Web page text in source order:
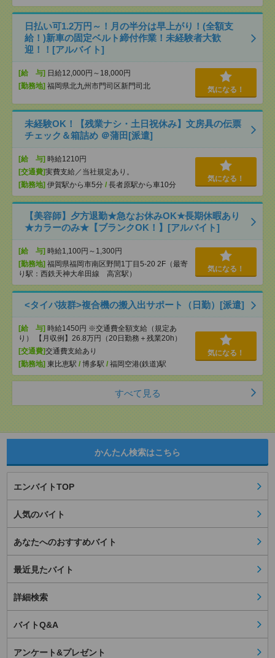
日払い可1.2万円～！月の半分は早上がり！(全額支
給！)新車の固定ベルト締付作業！未経験者大歓
迎！！[アルバイト]
[給 与] 日給12,000円～18,000円
[勤務地] 福岡県北九州市門司区新門司北 気になる！
未経験OK！【残業ナシ・土日祝休み】文房具の伝票
チェック＆箱詰め ＠蒲田[派遣]
[給 与] 時給1210円
[交通費]実費支給／当社規定あり。
[勤務地] 伊賀駅から車5分 / 長者原駅から車10分
気になる！
【美容師】夕方退勤★急なお休みOK★長期休暇あり
★カラーのみ★【ブランクOK！】[アルバイト]
[給 与] 時給1,100円～1,300円
[勤務地] 福岡県福岡市南区野間1丁目5-20 2F（最寄
り駅：西鉄天神大牟田線 高宮駅）
気になる！
<タイパ抜群>複合機の搬入出サポート（日勤）[派遣]
[給 与] 時給1450円 ※交通費全額支給（規定あ
り） 【月収例】26.8万円（20日勤務＋残業20h）
[交通費]交通費支給あり
[勤務地] 東比恵駅 / 博多駅 / 福岡空港(鉄道)駅
気になる！
すべて見る
かんたん検索はこちら
エンバイトTOP
人気のバイト
あなたへのおすすめバイト
最近見たバイト
詳細検索
バイトQ&A
アンケート&プレゼント